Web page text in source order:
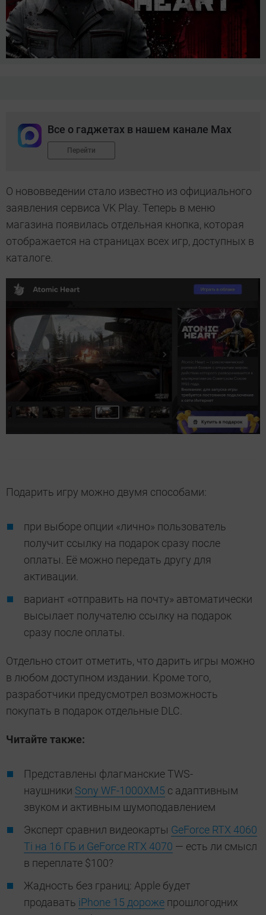
Все о гаджетах в нашем канале Max
Перейти
О нововведении стало известно из официального
заявления сервиса VK Play. Теперь в меню
магазина появилась отдельная кнопка, которая
отображается на страницах всех игр, доступных в
каталоге.
Подарить игру можно двумя способами:
при выборе опции «лично» пользователь
получит ссылку на подарок сразу после
оплаты. Её можно передать другу для
активации.
вариант «отправить на почту» автоматически
высылает получателю ссылку на подарок
сразу после оплаты.
Отдельно стоит отметить, что дарить игры можно
в любом доступном издании. Кроме того,
разработчики предусмотрел возможность
покупать в подарок отдельные DLC.
Читайте также:
Представлены флагманские TWS-
наушники Sony WF-1000XM5 с адаптивным
звуком и активным шумоподавлением
Эксперт сравнил видеокарты GeForce RTX 4060
Ti на 16 ГБ и GeForce RTX 4070 — есть ли смысл
в переплате $100?
Жадность без границ: Apple будет
продавать iPhone 15 дороже прошлогодних